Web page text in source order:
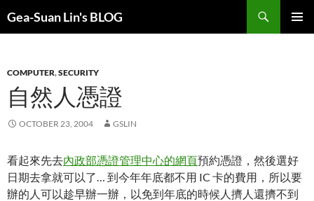
Gea-Suan Lin's BLOG
COMPUTER,SECURITY
自然人憑證
OCTOBER 23, 2004 GSLIN
看起來先去內政部憑證管理中心的網頁預約憑證，然後選好
日期去拿就可以了… 到今年年底都不用 IC 卡的費用，所以要
辦的人可以趁早辦一辦，以免到年底的時候人擠人還擠不到